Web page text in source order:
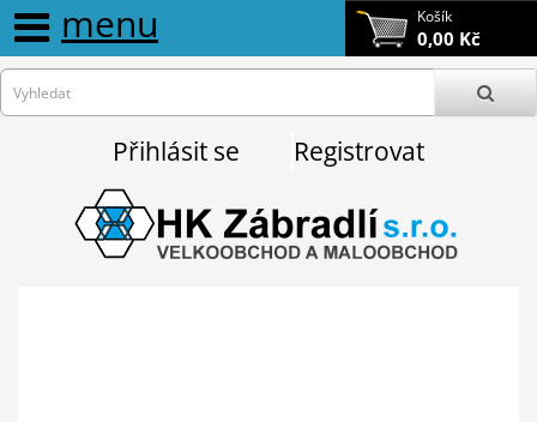
Košík
0,00 Kč
menu
Přihlásit se Registrovat